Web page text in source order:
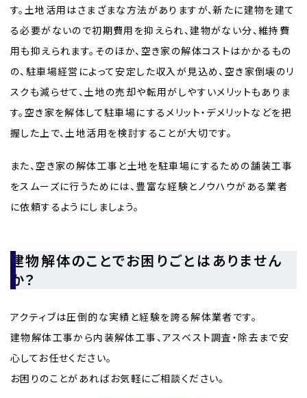
す。土地活用はさまざまな方法がありますが、新たに建物を建て
る必要がないので初期費用を抑えられ、建物がない分、維持費
用も抑えられます。そのほか、空き家の解体コストはかかるもの
の、駐車場経営によって安定した収入が見込め、空き家倒壊のリ
スクも減らせて、土地の売却や転用がしやすいメリットもありま
す。空き家を解体して駐車場にするメリット・デメリットなどを把
握した上で、土地活用を検討することが大切です。
また、空き家の解体工事と土地を駐車場にするための舗装工事
をスムーズに行うためには、豊富な経験とノウハウがある業者
に依頼するようにしましょう。
建物解体のことでお困りごとはありません
か？
アクティブは圧倒的な実績と経験を誇る解体業者です。
建物解体工事から内装解体工事、アスベスト調査・除去まで安
心してお任せください。
お困りのことがあればお気軽にご相談ください。